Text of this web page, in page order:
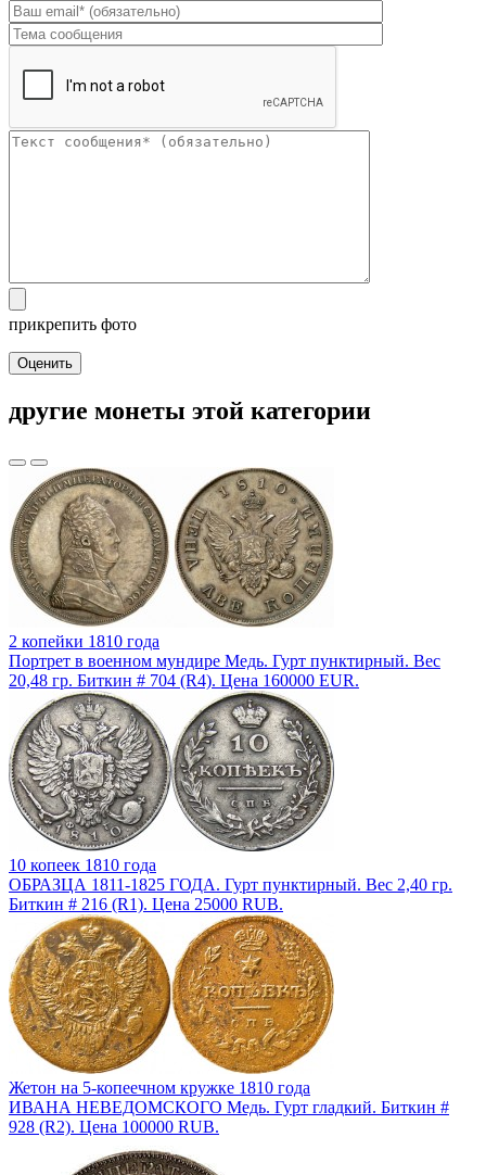
прикрепить фото
Оценить
другие монеты этой категории
2 копейки 1810 года
Портрет в военном мундире Медь. Гурт пунктирный. Вес
20,48 гр. Биткин # 704 (R4). Цена 160000 EUR.
10 копеек 1810 года
ОБРАЗЦА 1811-1825 ГОДА. Гурт пунктирный. Вес 2,40 гр.
Биткин # 216 (R1). Цена 25000 RUB.
Жетон на 5-копеечном кружке 1810 года
ИВАНА НЕВЕДОМСКОГО Медь. Гурт гладкий. Биткин #
928 (R2). Цена 100000 RUB.